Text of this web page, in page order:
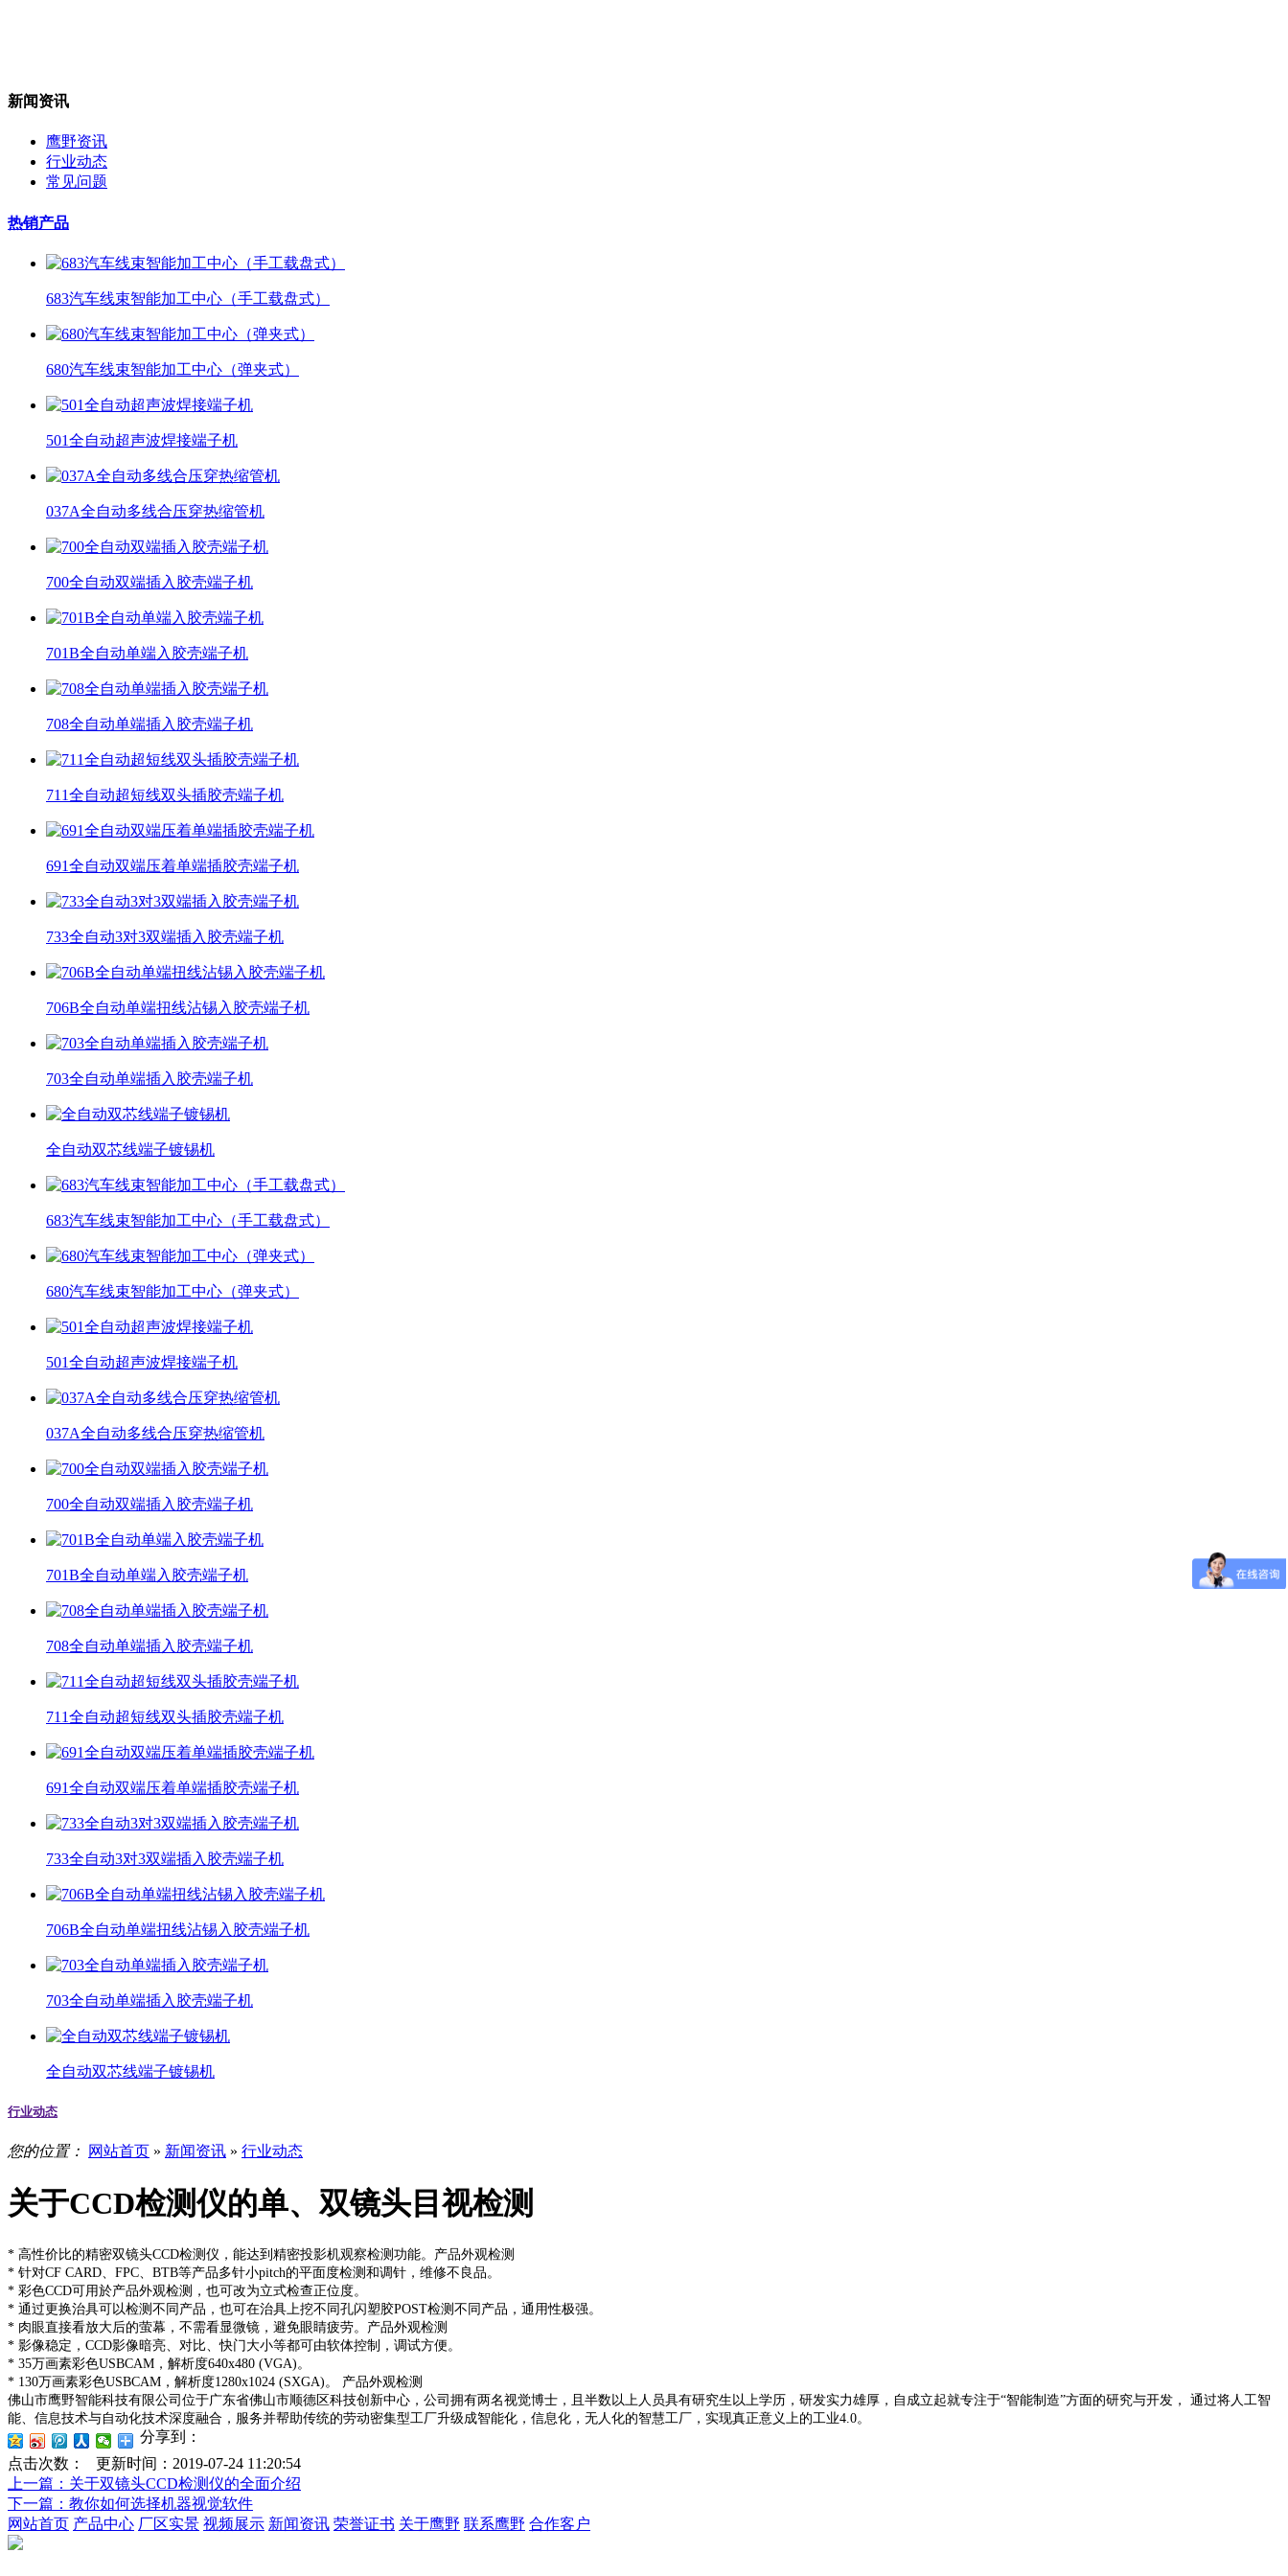
新闻资讯
鹰野资讯
行业动态
常见问题
热销产品
683汽车线束智能加工中心（手工载盘式）
680汽车线束智能加工中心（弹夹式）
501全自动超声波焊接端子机
037A全自动多线合压穿热缩管机
700全自动双端插入胶壳端子机
701B全自动单端入胶壳端子机
708全自动单端插入胶壳端子机
711全自动超短线双头插胶壳端子机
691全自动双端压着单端插胶壳端子机
733全自动3对3双端插入胶壳端子机
706B全自动单端扭线沾锡入胶壳端子机
703全自动单端插入胶壳端子机
全自动双芯线端子镀锡机
683汽车线束智能加工中心（手工载盘式）
680汽车线束智能加工中心（弹夹式）
501全自动超声波焊接端子机
037A全自动多线合压穿热缩管机
700全自动双端插入胶壳端子机
701B全自动单端入胶壳端子机
708全自动单端插入胶壳端子机
711全自动超短线双头插胶壳端子机
691全自动双端压着单端插胶壳端子机
733全自动3对3双端插入胶壳端子机
706B全自动单端扭线沾锡入胶壳端子机
703全自动单端插入胶壳端子机
全自动双芯线端子镀锡机
行业动态
您的位置： 网站首页 » 新闻资讯 » 行业动态
关于CCD检测仪的单、双镜头目视检测
* 高性价比的精密双镜头CCD检测仪，能达到精密投影机观察检测功能。产品外观检测
* 针对CF CARD、FPC、BTB等产品多针小pitch的平面度检测和调针，维修不良品。
* 彩色CCD可用於产品外观检测，也可改为立式检查正位度。
* 通过更换治具可以检测不同产品，也可在治具上挖不同孔闪塑胶POST检测不同产品，通用性极强。
* 肉眼直接看放大后的萤幕，不需看显微镜，避免眼睛疲劳。产品外观检测
* 影像稳定，CCD影像暗亮、对比、快门大小等都可由软体控制，调试方便。
* 35万画素彩色USBCAM，解析度640x480 (VGA)。
* 130万画素彩色USBCAM，解析度1280x1024 (SXGA)。 产品外观检测
佛山市鹰野智能科技有限公司位于广东省佛山市顺德区科技创新中心，公司拥有两名视觉博士，且半数以上人员具有研究生以上学历，研发实力雄厚，自成立起就专注于“智能制造”方面的研究与开发， 通过将人工智
能、信息技术与自动化技术深度融合，服务并帮助传统的劳动密集型工厂升级成智能化，信息化，无人化的智慧工厂，实现真正意义上的工业4.0。
分享到：
点击次数：
更新时间：2019-07-24 11:20:54
上一篇 ：关于双镜头CCD检测仪的全面介绍
下一篇 ：教你如何选择机器视觉软件
网站首页 产品中心 厂区实景 视频展示 新闻资讯 荣誉证书 关于鹰野 联系鹰野 合作客户